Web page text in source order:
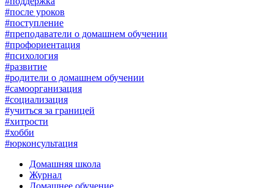
#после уроков
#поступление
#преподаватели о домашнем обучении
#профориентация
#психология
#развитие
#родители о домашнем обучении
#самоорганизация
#социализация
#учиться за границей
#хитрости
#хобби
#юрконсультация
Домашняя школа
Журнал
Домашнее обучение